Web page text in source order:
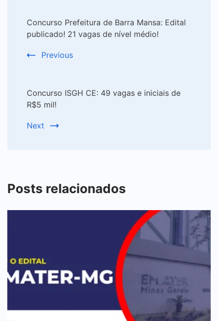
Navigation
Concurso Prefeitura de Barra Mansa: Edital
publicado! 21 vagas de nível médio!
Previous
Concurso ISGH CE: 49 vagas e iniciais de
R$5 mil!
Next
Posts relacionados